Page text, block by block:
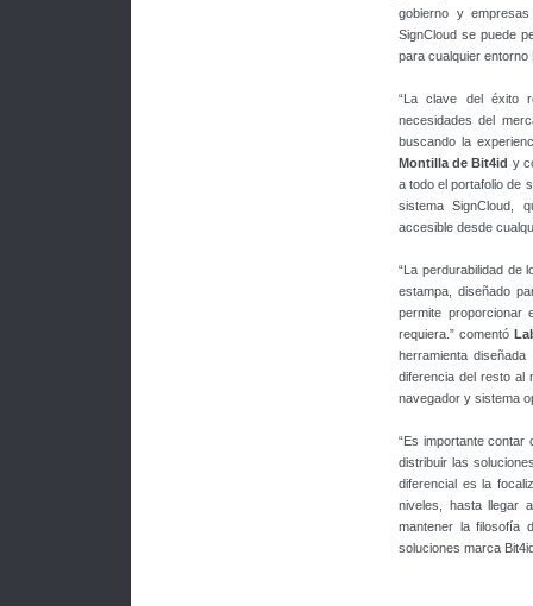
gobierno y
SignCloud se puede
para cualquier entorno
“La clave del éxito
necesidades del
buscando la
Montilla de Bit4id y
a todo el portafolio de
sistema SignCloud,
accesible desde
“La perdurabilidad de
estampa, diseñado
permite proporcionar
requiera.” comentó
herramienta
diferencia del resto al
navegador y sistema
“Es importante contar
distribuir las
diferencial es la
niveles, hasta llegar
mantener la filosofía
soluciones marca